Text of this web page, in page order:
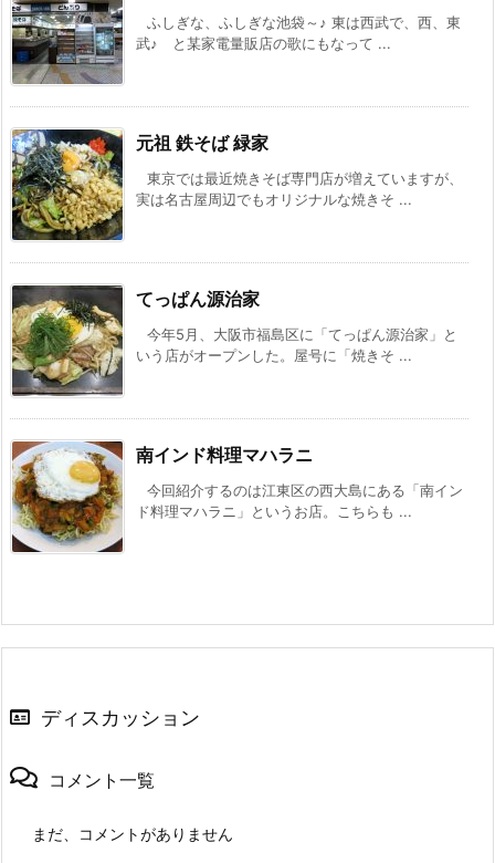
ふしぎな、ふしぎな池袋～♪ 東は西武で、西、東
武♪ と某家電量販店の歌にもなって ...
元祖 鉄そば 緑家
東京では最近焼きそば専門店が増えていますが、
実は名古屋周辺でもオリジナルな焼きそ ...
てっぱん源治家
今年5月、大阪市福島区に「てっぱん源治家」と
いう店がオープンした。屋号に「焼きそ ...
南インド料理マハラニ
今回紹介するのは江東区の西大島にある「南イン
ド料理マハラニ」というお店。こちらも ...
ディスカッション
コメント一覧
まだ、コメントがありません